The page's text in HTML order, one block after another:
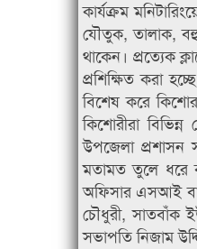
কার্যক্রম
যৌতুক, তালাক, বহু-
থাকেন। প্রত্যেক
প্রশিক্ষিত করা
বিশেষ করে
কিশোরীরা
উপজেলা প্রশাসন
মতামত তুলে ধরে
অফিসার এসআই
চৌধুরী, সাতবাঁক
সভাপতি নিজাম